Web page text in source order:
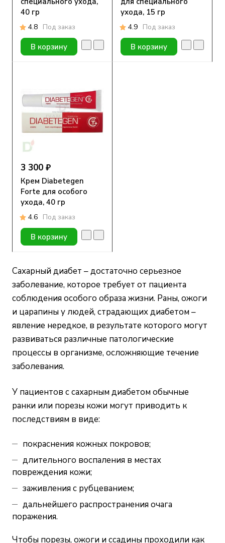
40 гр
4.8 Под заказ
В корзину
ухода, 15 гр
4.9 Под заказ
В корзину
3 300 ₽
Крем Diabetegen
Forte для особого
ухода, 40 гр
4.6 Под заказ
В корзину
Сахарный диабет – достаточно серьезное
заболевание, которое требует от пациента
соблюдения особого образа жизни. Раны, ожоги
и царапины у людей, страдающих диабетом –
явление нередкое, в результате которого могут
развиваться различные патологические
процессы в организме, осложняющие течение
заболевания.
У пациентов с сахарным диабетом обычные
ранки или порезы кожи могут приводить к
последствиям в виде:
покраснения кожных покровов;
длительного воспаления в местах
повреждения кожи;
заживления с рубцеванием;
дальнейшего распространения очага
поражения.
Чтобы порезы, ожоги и ссадины проходили как